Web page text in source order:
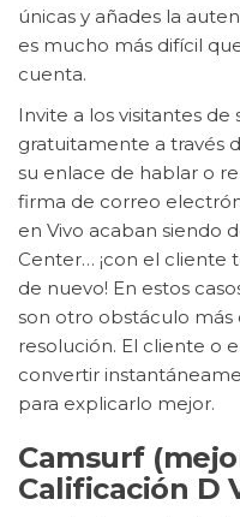
únicas y añades la
es mucho más difícil
cuenta.
Invite a los visitantes
gratuitamente a través
su enlace de hablar o
firma de correo
en Vivo acaban siendo
Center… ¡con el cliente
de nuevo! En estos
son otro obstáculo más
resolución. El cliente o
convertir
para explicarlo mejor.
Camsurf
Calificación D